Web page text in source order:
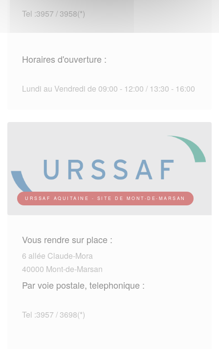
Tel :3957 / 3958(*)
Horaires d'ouverture :
Lundi au Vendredi de 09:00 - 12:00 / 13:30 - 16:00
URSSAF AQUITAINE - SITE DE MONT-DE-MARSAN
Vous rendre sur place :
6 allée Claude-Mora
40000 Mont-de-Marsan
Par voie postale, telephonique :
Tel :3957 / 3698(*)